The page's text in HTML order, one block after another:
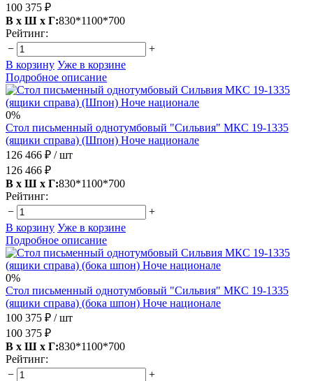
100 375 ₽
В х Ш х Г:830*1100*700
Рейтинг:
−
+
В корзину Уже в корзине
Подробное описание
0%
Стол письменный однотумбовый "Сильвия" МКС 19-1335
(ящики справа) (Шпон) Ноче национале
126 466 ₽ / шт
126 466 ₽
В х Ш х Г:830*1100*700
Рейтинг:
−
+
В корзину Уже в корзине
Подробное описание
0%
Стол письменный однотумбовый "Сильвия" МКС 19-1335
(ящики справа) (бока шпон) Ноче национале
100 375 ₽ / шт
100 375 ₽
В х Ш х Г:830*1100*700
Рейтинг:
−
+